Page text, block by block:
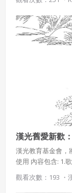
Boys中的Darren
Box而來。
漢光舊愛新歡
漢光教育基金會，
使用 內容包含: 1.
吟唱影片(部分演
琴/吉他譜 7.合唱
觀看次數：193 ・
會員聲明並保
作物，會員享
如會員違反前
者，吉寶系
議內容。會
支出（包括
會員違反本
本合約終止
償或賠償。
七、合意管轄
雙方合意專